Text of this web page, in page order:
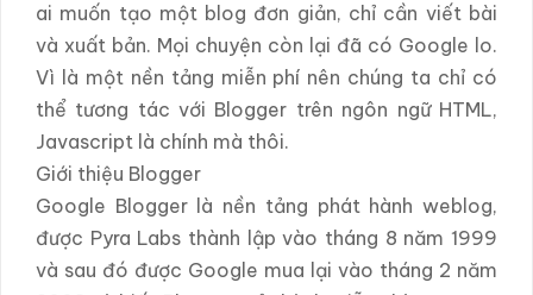
ai muốn tạo một blog đơn giản, chỉ cần viết bài
và xuất bản. Mọi chuyện còn lại đã có Google lo.
Vì là một nền tảng miễn phí nên chúng ta chỉ có
thể tương tác với Blogger trên ngôn ngữ HTML,
Javascript là chính mà thôi.
Giới thiệu Blogger
Google Blogger là nền tảng phát hành weblog,
được Pyra Labs thành lập vào tháng 8 năm 1999
và sau đó được Google mua lại vào tháng 2 năm